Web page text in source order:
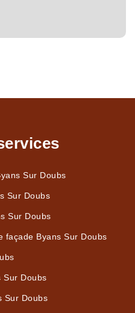
Sur Doubs
Sur Doubs
Sur Doubs
façade Byans Sur Doubs
Sur Doubs
Sur Doubs